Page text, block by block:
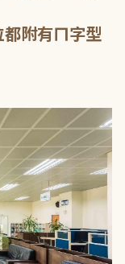
附有ㄇ字型